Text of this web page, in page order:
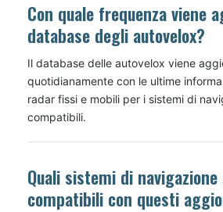
Con quale frequenza viene
database degli autovelox?
Il database delle autovelox viene
quotidianamente con le ultime
radar fissi e mobili per i sistemi di
compatibili.
Quali sistemi di navigazione
compatibili con questi